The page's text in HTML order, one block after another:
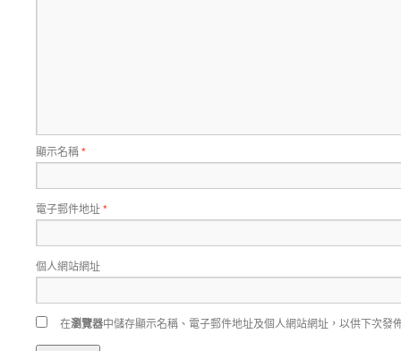
顯示名稱*
電子郵件地址*
個人網站網址
在瀏覽器中儲存顯示名稱、電子郵件地址及個人網站網址，以供下次發